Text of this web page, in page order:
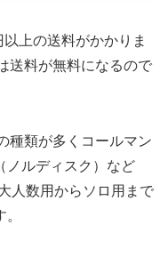
上の送料がかかりま
送料が無料になるので
種類が多くコールマン
ノルディスク）など
人数用からソロ用まで